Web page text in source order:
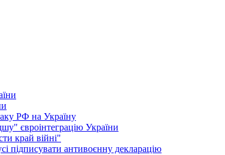
РФ на Україну
євроінтеграцію України
край війні"
підписувати антивоєнну декларацію